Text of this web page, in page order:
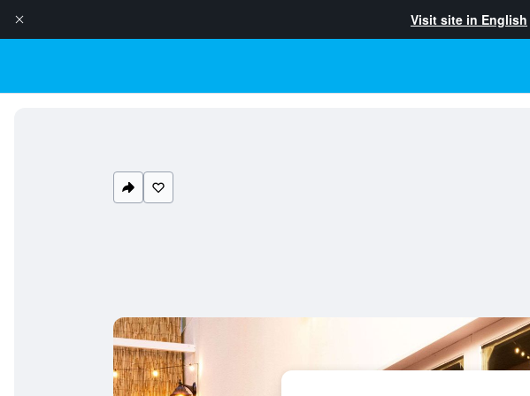
Visit site in English